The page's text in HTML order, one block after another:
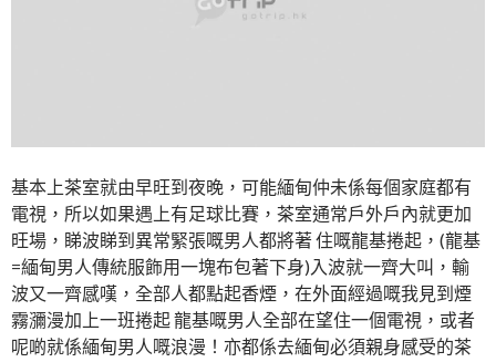
基本上茶室就由早旺到夜晚，可能緬甸仲未係每個家庭都有
電視，所以如果遇上有足球比賽，茶室通常戶外戶內就更加
旺場，睇波睇到異常緊張嘅男人都將著 住嘅龍基捲起，(龍基
=緬甸男人傳統服飾用一塊布包著下身)入波就一齊大叫，輸
波又一齊感嘆，全部人都點起香煙，在外面經過嘅我見到煙
霧瀰漫加上一班捲起 龍基嘅男人全部在望住一個電視，或者
呢啲就係緬甸男人嘅浪漫！亦都係去緬甸必須親身感受的茶